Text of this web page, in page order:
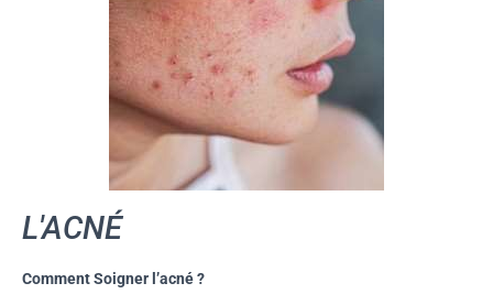
L'ACNÉ
Comment Soigner l’acné ?